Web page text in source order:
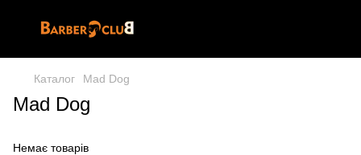
Каталог Mad Dog
Mad Dog
Немає товарів